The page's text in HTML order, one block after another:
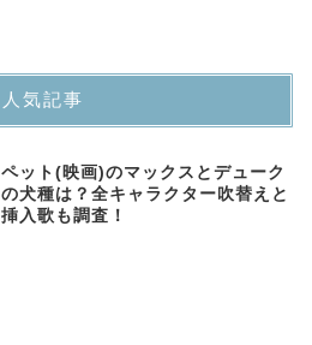
人気記事
ペット(映画)のマックスとデューク
の犬種は？全キャラクター吹替えと
挿入歌も調査！